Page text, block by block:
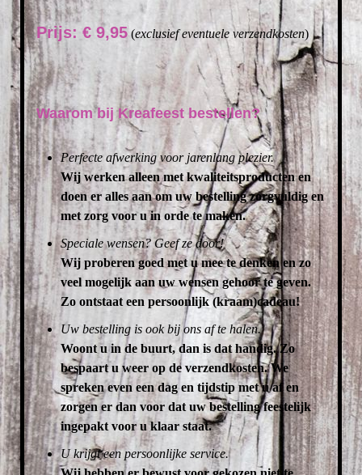
Prijs: € 9,95(exclusief eventuele verzendkosten)
Waarom bij Kreafeest bestellen?
Perfecte afwerking voor jarenlang plezier.
Wij werken alleen met kwaliteitsproducten en
doen er alles aan om uw bestelling zorgvuldig en
met zorg voor u in orde te maken.
Speciale wensen? Geef ze door!
Wij proberen goed met u mee te denken en zo
veel mogelijk aan uw wensen gehoor te geven.
Zo ontstaat een persoonlijk (kraam)cadeau!
Uw bestelling is ook bij ons af te halen.
Woont u in de buurt, dan is dat handig. Zo
bespaart u weer op de verzendkosten. We
spreken even een dag en tijdstip met u af en
zorgen er dan voor dat uw bestelling feestelijk
ingepakt voor u klaar staat.
U krijgt een persoonlijke service.